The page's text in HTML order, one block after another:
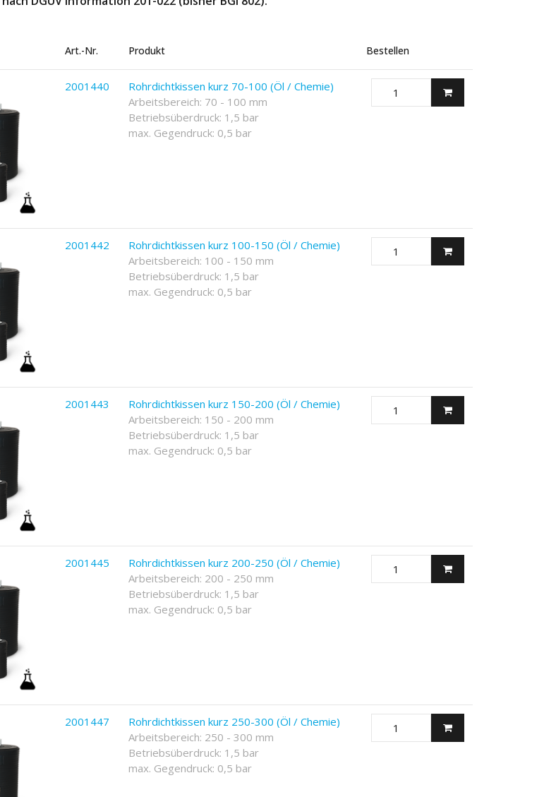
Art.-Nr. Produkt Bestellen
2001440
Rohrdichtkissen kurz 70-100 (Öl / Chemie)
Arbeitsbereich: 70 - 100 mm
Betriebsüberdruck: 1,5 bar
max. Gegendruck: 0,5 bar
2001442
Rohrdichtkissen kurz 100-150 (Öl / Chemie)
Arbeitsbereich: 100 - 150 mm
Betriebsüberdruck: 1,5 bar
max. Gegendruck: 0,5 bar
2001443
Rohrdichtkissen kurz 150-200 (Öl / Chemie)
Arbeitsbereich: 150 - 200 mm
Betriebsüberdruck: 1,5 bar
max. Gegendruck: 0,5 bar
2001445
Rohrdichtkissen kurz 200-250 (Öl / Chemie)
Arbeitsbereich: 200 - 250 mm
Betriebsüberdruck: 1,5 bar
max. Gegendruck: 0,5 bar
2001447
Rohrdichtkissen kurz 250-300 (Öl / Chemie)
Arbeitsbereich: 250 - 300 mm
Betriebsüberdruck: 1,5 bar
max. Gegendruck: 0,5 bar